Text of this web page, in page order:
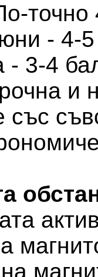
- 4-
- 3-4
и
със